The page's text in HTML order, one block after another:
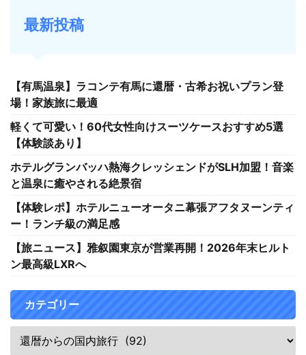
最新投稿
【有馬温泉】ラコンテ有馬に還暦・古希お祝いプラン登
場！家族旅に最適
軽くて可愛い！60代女性向けスーツケースおすすめ5選
【体験談あり】
ホテルグランバッハ熱海クレッシェンドがSLH加盟！音楽
と温泉に癒やされる絶景宿
【体験レポ】ホテルニューオータニ幕張アフタヌーンティ
ー！ランチ級の満足感
【旅ニュース】雅叙園東京が営業再開！2026年末ヒルト
ン最高級LXRへ
カテゴリー